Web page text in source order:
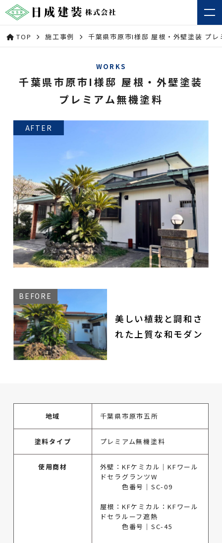
TOP 施工事例 千葉県市原市I様邸 屋根・外壁塗装 プレ
WORKS
千葉県市原市I様邸 屋根・外壁塗装
プレミアム無機塗料
美しい植栽と調和さ
れた上質な和モダン
地域 千葉県市原市五所
塗料タイプ プレミアム無機塗料
使用商材
外壁：KFケミカル｜KFワール
ドセラグランツW
色番号｜SC-09
屋根：KFケミカル：KFワール
ドセラルーフ遮熱
色番号｜SC-45